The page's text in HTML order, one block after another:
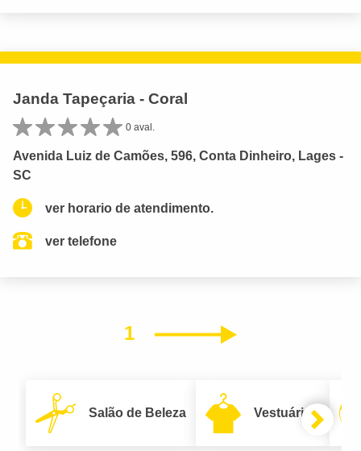
Janda Tapeçaria - Coral
0 aval.
Avenida Luiz de Camões, 596, Conta Dinheiro, Lages -
SC
ver horario de atendimento.
ver telefone
1 Próximo
Salão de Beleza Vestuário